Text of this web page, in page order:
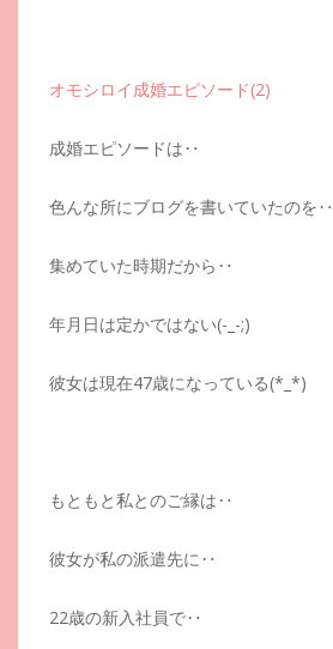
オモシロイ成婚エピソード(2)
成婚エピソードは‥
色んな所にブログを書いていたのを‥
集めていた時期だから‥
年月日は定かではない(-_-;)
彼女は現在47歳になっている(*_*)
もともと私とのご縁は‥
彼女が私の派遣先に‥
22歳の新入社員で‥